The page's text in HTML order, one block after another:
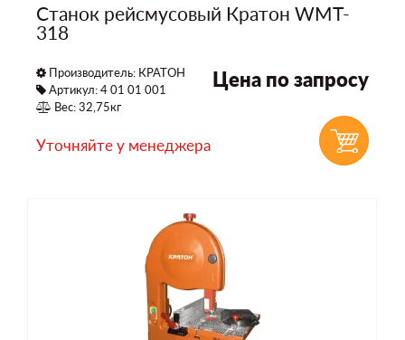
Станок рейсмусовый Кратон WMT-
318
Производитель: КРАТОН
Артикул: 4 01 01 001
Вес: 32,75кг
Цена по запросу
Уточняйте у менеджера